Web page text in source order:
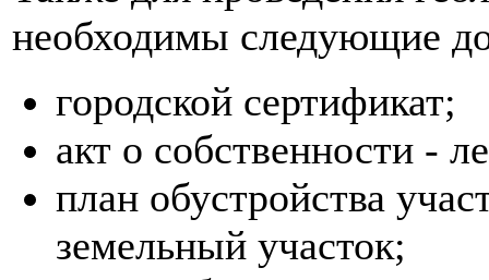
необходимы следующие
городской сертификат;
акт о собственности -
план обустройства
земельный участок;